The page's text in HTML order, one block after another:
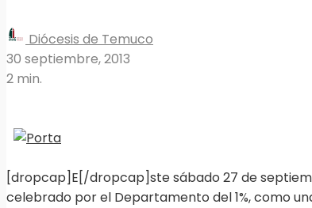
Diócesis de Temuco
30 septiembre, 2013
2 min.
[dropcap]E[/dropcap]ste sábado 27 de
celebrado por el Departamento del 1%, como